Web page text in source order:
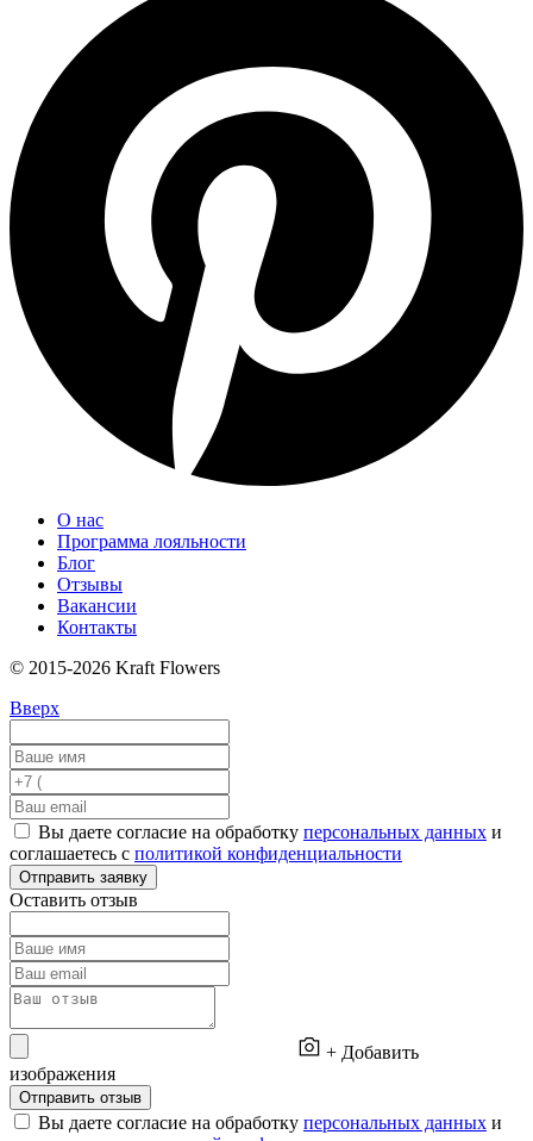
О нас
Программа лояльности
Блог
Отзывы
Вакансии
Контакты
© 2015-2026 Kraft Flowers
Вверх
Вы даете согласие на обработку персональных данных и
соглашаетесь с политикой конфиденциальности
Отправить заявку
Оставить отзыв
+ Добавить
изображения
Отправить отзыв
Вы даете согласие на обработку персональных данных и